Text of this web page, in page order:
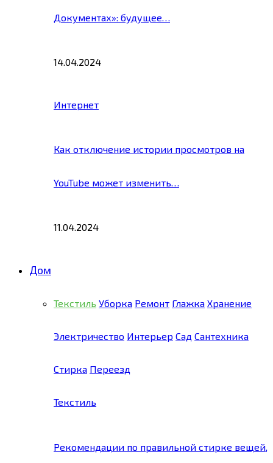
Документах»: будущее…
14.04.2024
Интернет
Как отключение истории просмотров на
YouTube может изменить…
11.04.2024
Дом
Текстиль Уборка Ремонт Глажка Хранение
Электричество Интерьер Сад Сантехника
Стирка Переезд
Текстиль
Рекомендации по правильной стирке вещей,